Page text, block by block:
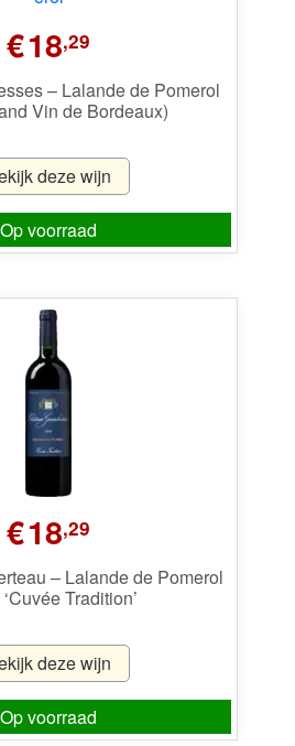
€18,29
– Lalande de Pomerol
Vin de Bordeaux)
deze wijn
Op voorraad
€18,29
– Lalande de Pomerol
Tradition’
deze wijn
Op voorraad